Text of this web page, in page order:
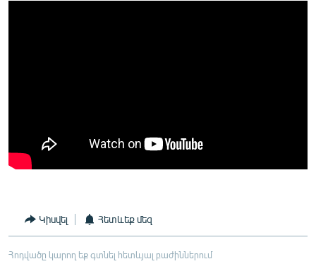
Կիսվել Հետևեք մեզ
Հոդվածը կարող եք գտնել հետևյալ բաժիններում